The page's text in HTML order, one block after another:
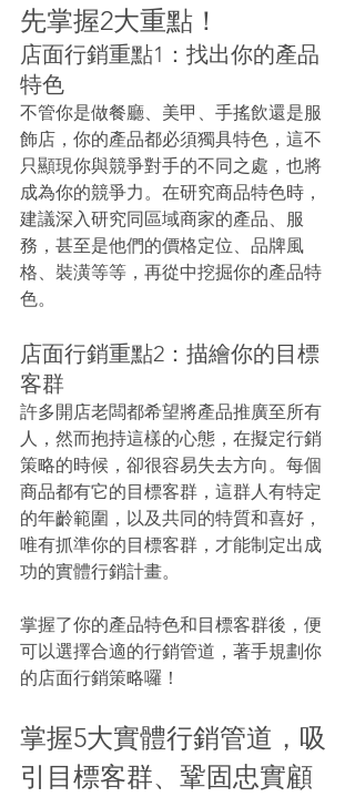
先掌握2大重點！
店面行銷重點1：找出你的產品
特色
不管你是做餐廳、美甲、手搖飲還是服
飾店，你的產品都必須獨具特色，這不
只顯現你與競爭對手的不同之處，也將
成為你的競爭力。在研究商品特色時，
建議深入研究同區域商家的產品、服
務，甚至是他們的價格定位、品牌風
格、裝潢等等，再從中挖掘你的產品特
色。
店面行銷重點2：描繪你的目標
客群
許多開店老闆都希望將產品推廣至所有
人，然而抱持這樣的心態，在擬定行銷
策略的時候，卻很容易失去方向。每個
商品都有它的目標客群，這群人有特定
的年齡範圍，以及共同的特質和喜好，
唯有抓準你的目標客群，才能制定出成
功的實體行銷計畫。
掌握了你的產品特色和目標客群後，便
可以選擇合適的行銷管道，著手規劃你
的店面行銷策略囉！
掌握5大實體行銷管道，吸
引目標客群、鞏固忠實顧